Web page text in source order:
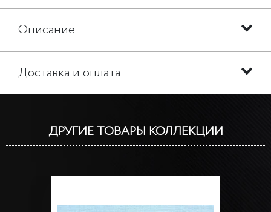
Описание
Доставка и оплата
ДРУГИЕ ТОВАРЫ КОЛЛЕКЦИИ